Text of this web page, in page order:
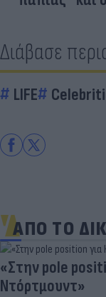
Διάβασε
LIFE
ΑΠΟ ΤΟ
«Στην pole
Ντόρτμουντ»